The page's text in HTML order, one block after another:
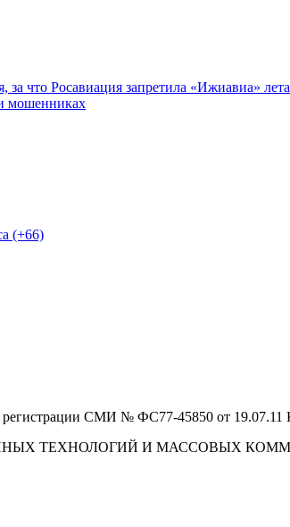
что Росавиация запретила «Ижиавиа»
мошенниках
(+66)
СМИ № ФС77-45850 от
ТЕХНОЛОГИЙ И МАССОВЫХ